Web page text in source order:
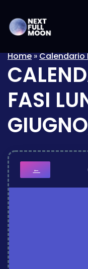
Home»Calendario
FASI
←